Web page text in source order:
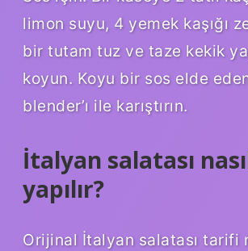
limon suyu, 4 yemek kaşığı
bir tutam tuz ve taze kekik
koyun. Koyu bir sos elde
blender’ı ile karıştırın.
İtalyan salatası
yapılır?
Orijinal İtalyan salatası tarifi